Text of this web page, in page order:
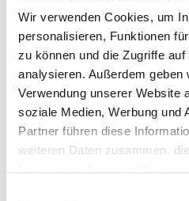
Wir verwenden Cookies, um
personalisieren, Funktionen
zu können und die Zugriffe
analysieren. Außerdem
Verwendung unserer Website
soziale Medien, Werbung und
Partner führen diese
weiteren Daten zusammen,